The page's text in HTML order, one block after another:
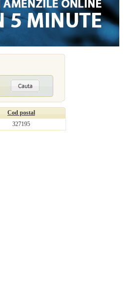
Cod postal
327195